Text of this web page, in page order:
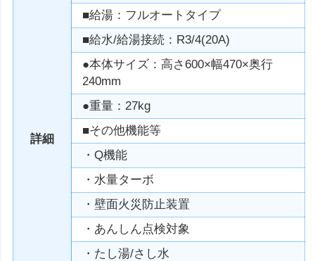
詳細
■給湯：フルオートタイプ
■給水/給湯接続：R3/4(20A)
●本体サイズ：高さ600×幅470×奥行
240mm
●重量：27kg
■その他機能等
・Q機能
・水量ターボ
・壁面火災防止装置
・あんしん点検対象
・たし湯/さし水